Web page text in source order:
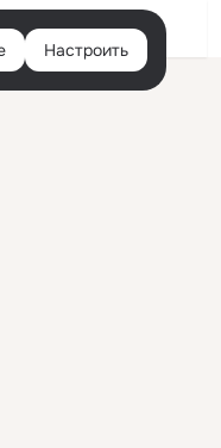
Настроить